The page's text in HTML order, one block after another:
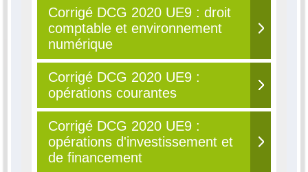
Corrigé DCG 2020 UE9 : droit
comptable et environnement
numérique
Corrigé DCG 2020 UE9 :
opérations courantes
Corrigé DCG 2020 UE9 :
opérations d'investissement et
de financement